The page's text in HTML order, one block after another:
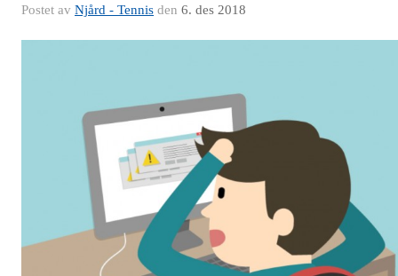
Postet av Njård - Tennis den 6. des 2018